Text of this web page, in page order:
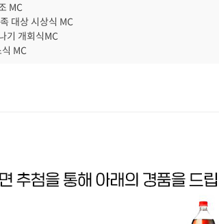
MC
대상 시상식 MC
기 개회식MC
MC